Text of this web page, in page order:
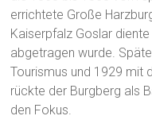
errichtete Große
Kaiserpfalz Goslar
abgetragen wurde.
Tourismus und 1929 mit
rückte der Burgberg als
den Fokus.